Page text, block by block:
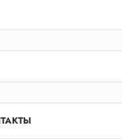
в 50 км. от КАД.